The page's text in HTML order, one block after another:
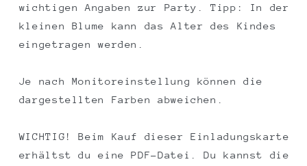
wichtigen Angaben zur Party. Tipp: In der
kleinen Blume kann das Alter des Kindes
eingetragen werden.
Je nach Monitoreinstellung können die
dargestellten Farben abweichen.
WICHTIG! Beim Kauf dieser Einladungskarte
erhältst du eine PDF-Datei. Du kannst die